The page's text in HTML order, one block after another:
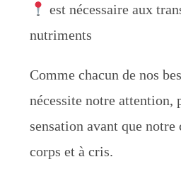
est nécessaire aux
nutriments
Comme chacun de nos
nécessite notre attention,
sensation avant que notre
corps et à cris.